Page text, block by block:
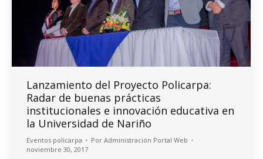
Lanzamiento del Proyecto Policarpa:
Radar de buenas prácticas
institucionales e innovación educativa en
la Universidad de Nariño
Eventos policarpa Por Administración Portal Web
noviembre 30, 2017